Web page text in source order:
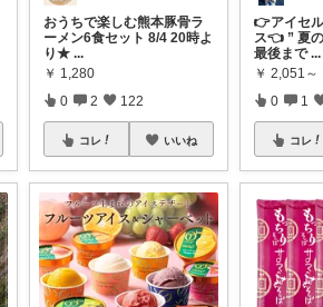
おうちで楽しむ熊本豚骨ラ
ーメン6食セット 8/4 20時よ
り★ ...
￥ 1,280
0 2 122
コレ いいね
👉アイセ
ス👈 ” 夏
最後まで ...
￥ 2,051～
0 1
コレ